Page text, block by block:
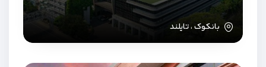
بانکوک ، تایلند